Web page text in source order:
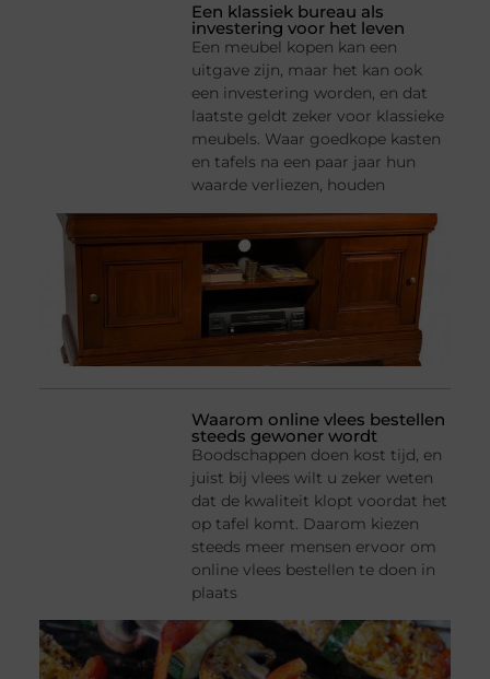
Een klassiek bureau als
investering voor het leven
Een meubel kopen kan een
uitgave zijn, maar het kan ook
een investering worden, en dat
laatste geldt zeker voor klassieke
meubels. Waar goedkope kasten
en tafels na een paar jaar hun
waarde verliezen, houden
Waarom online vlees bestellen
steeds gewoner wordt
Boodschappen doen kost tijd, en
juist bij vlees wilt u zeker weten
dat de kwaliteit klopt voordat het
op tafel komt. Daarom kiezen
steeds meer mensen ervoor om
online vlees bestellen te doen in
plaats